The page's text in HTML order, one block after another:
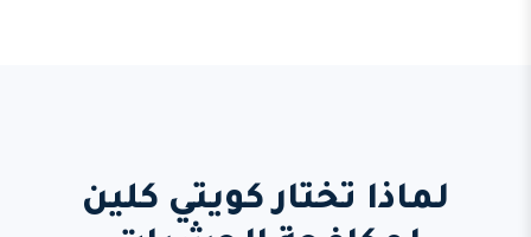
لماذا تختار كويتي كلين